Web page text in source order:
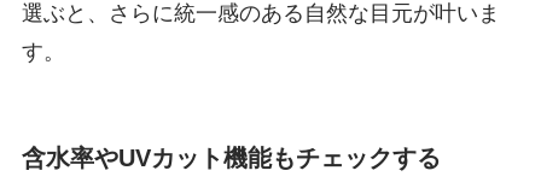
選ぶと、さらに統一感のある自然な目元が叶いま
す。
含水率やUVカット機能もチェックする